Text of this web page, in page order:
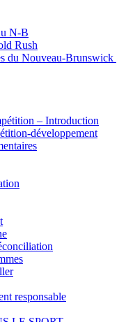
N-B
Rush
du Nouveau-Brunswick
– Introduction
développement
responsable